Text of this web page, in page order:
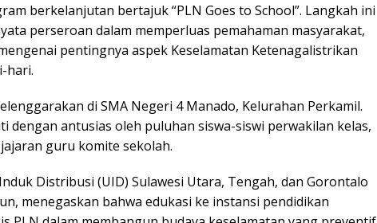
berkelanjutan bertajuk “PLN Goes to School”. Langkah ini
perseroan dalam memperluas pemahaman masyarakat,
pentingnya aspek Keselamatan Ketenagalistrikan
hari.
di SMA Negeri 4 Manado, Kelurahan Perkamil.
dengan antusias oleh puluhan siswa-siswi perwakilan kelas,
guru komite sekolah.
Distribusi (UID) Sulawesi Utara, Tengah, dan Gorontalo
menegaskan bahwa edukasi ke instansi pendidikan